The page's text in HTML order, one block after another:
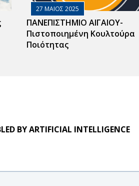
27 ΜΑΙΟΣ 2025
ΠΑΝΕΠΙΣΤΗΜΙΟ ΑΙΓΑΙΟΥ-
Πιστοποιημένη Κουλτούρα
Ποιότητας
BY ARTIFICIAL INTELLIGENCE